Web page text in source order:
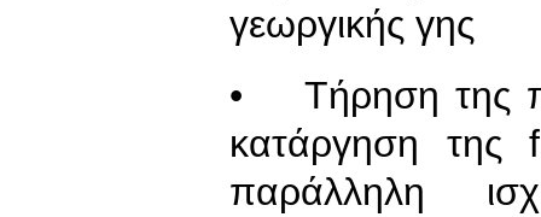
γεωργικής γης
• Τήρηση της
κατάργηση
παράλληλη